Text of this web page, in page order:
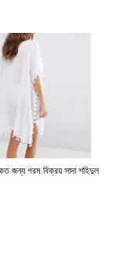
ব্যান্ডেজ সাদা Bodycon পোষাক